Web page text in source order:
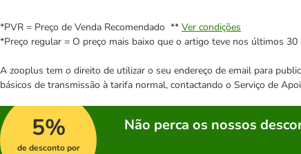
*PVR = Preço de Venda Recomendado ** Ver condições
*Preço regular = O preço mais baixo que o artigo teve nos últimos 30
A zooplus tem o direito de utilizar o seu endereço de email para
básicos de transmissão à tarifa normal, contactando o Serviço de
5%
de desconto por
Não perca os nossos